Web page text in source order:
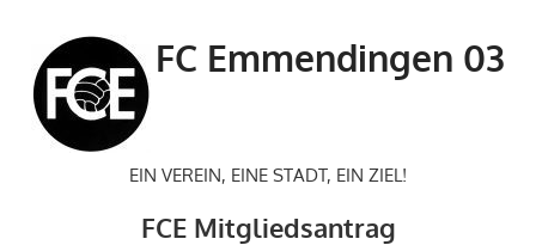
springen
FC Emmendingen 03
EIN VEREIN, EINE STADT, EIN ZIEL!
FCE Mitgliedsantrag